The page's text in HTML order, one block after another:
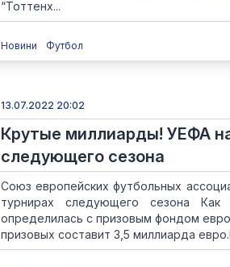
“Тоттенх...
Новини Футбол
13.07.2022 20:02
Крутые миллиарды! УЕФА
следующего сезона
Союз европейских футбольных
турнирах следующего сезона Как
определилась с призовым фондом
призовых составит 3,5 миллиарда